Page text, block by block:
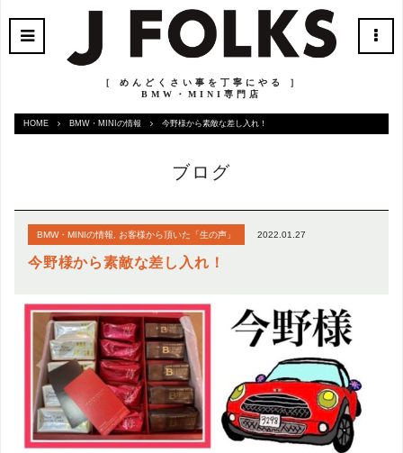
［ めんどくさい事を丁寧にやる ］
BMW・MINI専門店
HOME BMW・MINIの情報 今野様から素敵な差し入れ！
ブログ
BMW・MINIの情報 お客様から頂いた「生の声」 2022.01.27
今野様から素敵な差し入れ！